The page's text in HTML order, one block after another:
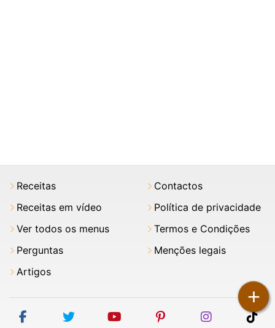
+
Receitas
Receitas em vídeo
Ver todos os menus
Perguntas
Artigos
Contactos
Política de privacidade
Termos e Condições
Menções legais
facebooktwitter youtubepinterestinstagram